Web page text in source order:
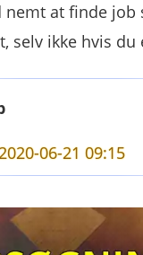
nemt at finde job
selv ikke hvis du
06-21 09:15